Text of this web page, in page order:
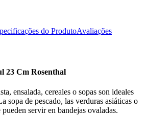
do ProdutoAvaliações
23 Cm Rosenthal
ensalada, cereales o sopas son ideales
sopa de pescado, las verduras asiáticas o
servir en bandejas ovaladas.